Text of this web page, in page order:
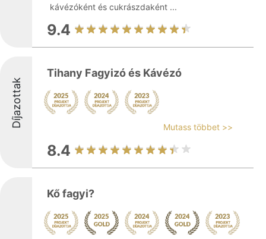
kávézóként és cukrászdaként ...
9.4
Díjazottak
Tihany Fagyizó és Kávézó
Mutass többet >>
8.4
Kő fagyi?